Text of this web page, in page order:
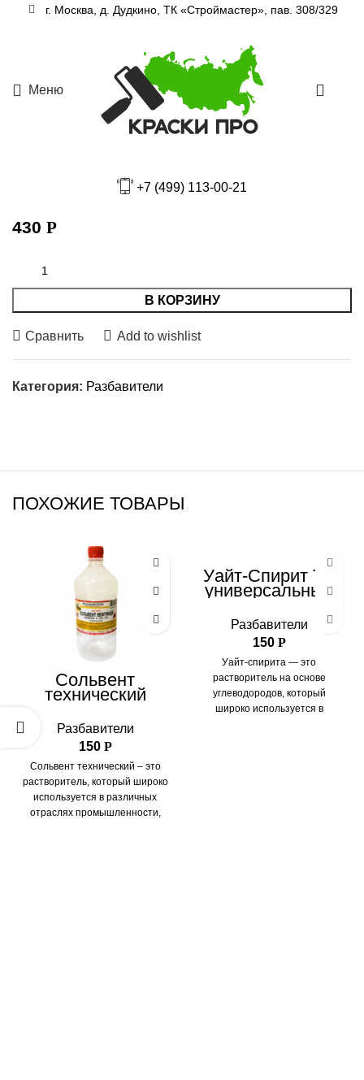
г. Москва, д. Дудкино, ТК «Строймастер», пав. 308/329
Меню
+7 (499) 113-00-21
Увеличить
Разбавители
430 Р
В КОРЗИНУ
Сравнить Add to wishlist
Категория: Разбавители
ПОХОЖИЕ ТОВАРЫ
Сольвент
технический
Разбавители
150 Р
Сольвент технический – это
растворитель, который широко
используется в различных
отраслях промышленности,
Уайт-Спирит ТУ
универсальный
Разбавители
150 Р
Уайт-спирита — это
растворитель на основе
углеводородов, который
широко используется в